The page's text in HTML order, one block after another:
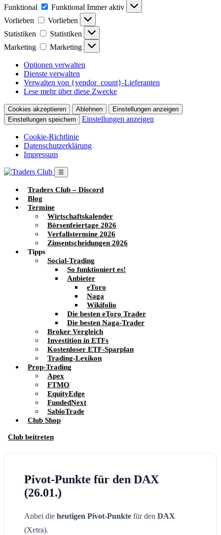
Funktional
Funktional Immer aktiv
Vorlieben
Vorlieben
Statistiken
Statistiken
Marketing
Marketing
Optionen verwalten
Dienste verwalten
Verwalten von {vendor_count}-Lieferanten
Lese mehr über diese Zwecke
Cookies akzeptieren Ablehnen
Einstellungen anzeigen
Einstellungen speichern
Einstellungen anzeigen
Cookie-Richtlinie
Datenschutzerklärung
Impressum
☰
Traders Club – Discord
Blog
Termine
Wirtschaftskalender
Börsenfeiertage 2026
Verfallstermine 2026
Zinsentscheidungen 2026
Tipps
Social-Trading
So funktioniert es!
Anbieter
eToro
Naga
Wikifolio
Die besten eToro Trader
Die besten Naga-Trader
Broker Vergleich
Investition in ETFs
Kostenloser ETF-Sparplan
Trading-Lexikon
Prop-Trading
Apex
FTMO
EquityEdge
FundedNext
SabioTrade
Club Shop
Club beitreten
Pivot-Punkte für den DAX
(26.01.)
Anbei die heutigen Pivot-Punkte für den DAX
(Xetra).